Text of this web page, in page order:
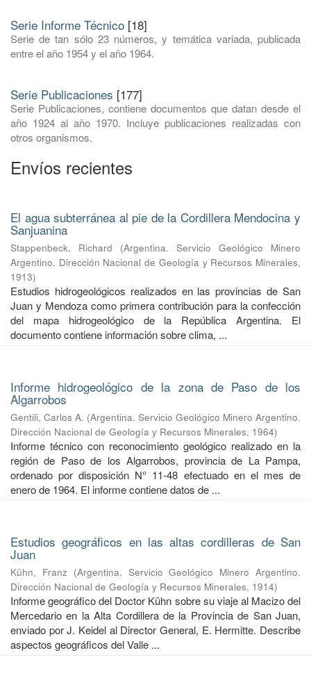
Serie Informe Técnico [18]
Serie de tan sólo 23 números, y temática variada, publicada
entre el año 1954 y el año 1964.
Serie Publicaciones [177]
Serie Publicaciones, contiene documentos que datan desde el
año 1924 al año 1970. Incluye publicaciones realizadas con
otros organismos.
Envíos recientes
El agua subterránea al pie de la Cordillera Mendocina y
Sanjuanina
Stappenbeck, Richard (Argentina. Servicio Geológico Minero
Argentino. Dirección Nacional de Geología y Recursos Minerales,
1913)
Estudios hidrogeológicos realizados en las provincias de San
Juan y Mendoza como primera contribución para la confección
del mapa hidrogeológico de la República Argentina. El
documento contiene información sobre clima, ...
Informe hidrogeológico de la zona de Paso de los
Algarrobos
Gentili, Carlos A. (Argentina. Servicio Geológico Minero Argentino.
Dirección Nacional de Geología y Recursos Minerales, 1964)
Informe técnico con reconocimiento geológico realizado en la
región de Paso de los Algarrobos, provincia de La Pampa,
ordenado por disposición N° 11-48 efectuado en el mes de
enero de 1964. El informe contiene datos de ...
Estudios geográficos en las altas cordilleras de San
Juan
Kühn, Franz (Argentina. Servicio Geológico Minero Argentino.
Dirección Nacional de Geología y Recursos Minerales, 1914)
Informe geográfico del Doctor Kühn sobre su viaje al Macizo del
Mercedario en la Alta Cordillera de la Provincia de San Juan,
enviado por J. Keidel al Director General, E. Hermitte. Describe
aspectos geográficos del Valle ...